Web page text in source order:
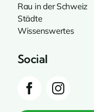
Rau in der Schweiz
Städte
Wissenswertes
Social